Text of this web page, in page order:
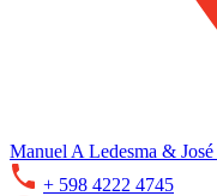
Manuel A Ledesma &
+ 598 4222 4745